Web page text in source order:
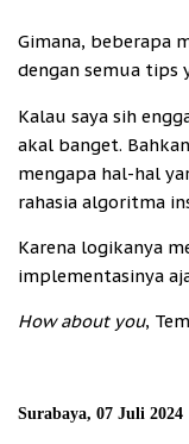
Gimana, beberapa
dengan semua tips
Kalau saya sih
akal banget.
mengapa hal-hal
rahasia algoritma
Karena logikanya
implementasinya
How about you,
Surabaya, 07 Juli 2024